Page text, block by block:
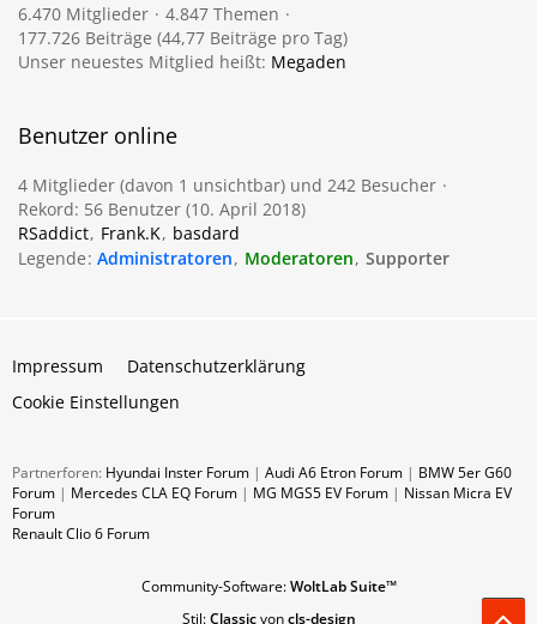
6.470 Mitglieder
4.847 Themen
177.726 Beiträge (44,77 Beiträge pro Tag)
Unser neuestes Mitglied heißt: Megaden
Benutzer online
4 Mitglieder (davon 1 unsichtbar) und 242 Besucher
Rekord: 56 Benutzer (10. April 2018)
RSaddict Frank.K basdard
Legende Administratoren Moderatoren Supporter
Impressum
Datenschutzerklärung
Cookie Einstellungen
Partnerforen: Hyundai Inster Forum | Audi A6 Etron Forum | BMW 5er G60
Forum | Mercedes CLA EQ Forum | MG MGS5 EV Forum | Nissan Micra EV
Forum
Renault Clio 6 Forum
Community-Software:WoltLab Suite™
Stil:Classicvoncls-design